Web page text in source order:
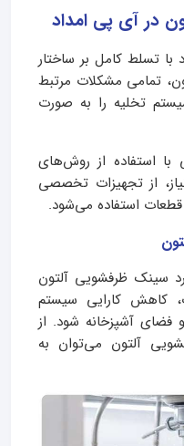
در آی پی امداد
تسلط کامل بر ساختار
تمامی مشکلات مرتبط
تخلیه را به‌ صورت
با استفاده از روش‌های
از تجهیزات تخصصی
قطعات استفاده می‌شود.
سینک ظرفشویی آلتون
کاهش کارایی سیستم
آشپزخانه شود. از
آلتون می‌توان به